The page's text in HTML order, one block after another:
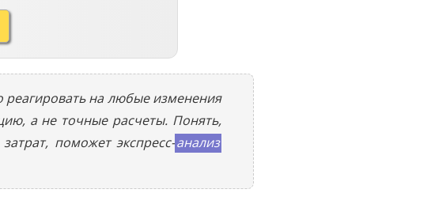
реагировать на любые изменения
а не точные расчеты. Понять,
поможет экспресс-анализ